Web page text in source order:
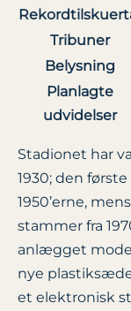
Tribuner
Belysning
Planlagte
udvidelser
Stadionet har
1930; den
1950’erne,
stammer fra
anlægget
nye
et elektronisk